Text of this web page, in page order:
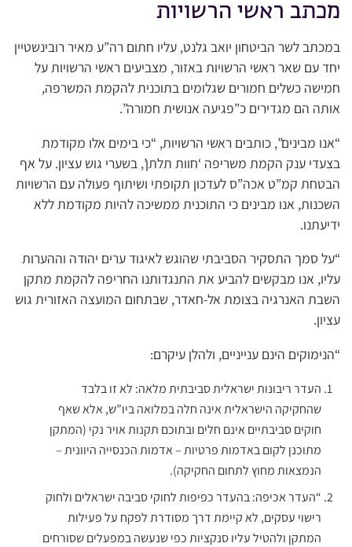
מכתב ראשי הרשויות
במכתב לשר הביטחון יואב גלנט, עליו חתום רה”ע מאיר רובינשטיין
יחד עם שאר ראשי הרשויות באזור, מצביעים ראשי הרשויות על
חמישה כשלים חמורים שגלומים בתוכנית להקמת המשרפה,
אותה הם מגדירים כ”פגיעה אנושית חמורה”.
“אנו מבינים”, כותבים ראשי הרשויות, “כי בימים אלו מקודמת
בצעדי ענק הקמת משריפה ‘חוות תלתן’, בשערי גוש עציון. על אף
הבטחת קמ”ט אכה”ס לעדכון תקופתי ושיתוף פעולה עם הרשויות
השכנות, אנו מבינים כי התוכנית ממשיכה להיות מקודמת ללא
ידיעתנו.
“על סמך התסקיר הסביבתי שהוגש לאיגוד ערים יהודה וההערות
עליו, אנו מבקשים להביע את התנגדותנו החריפה להקמת מתקן
השבת האנרגיה בצומת אל-חאדר, שבתחום המועצה האזורית גוש
עציון.
“הנימוקים הינם ענייניים, ולהלן עיקרם:
העדר ריבונות ישראלית סביבתית מלאה: לא זו בלבד
שהחקיקה הישראלית אינה חלה במלואה ביו”ש, אלא שאף
חוקים סביבתיים אינם חלים ובתוכם תקנות אויר נקי (המתקן
מתוכנן לקום באדמות פרטיות – אדמות הכנסייה היוונית –
הנמצאות מחוץ לתחום החקיקה).
“העדר אכיפה: בהעדר כפיפות לחוקי סביבה ישראלים ולחוק
רישוי עסקים, לא קיימת דרך מסודרת לפקח על פעילות
המתקן ולהטיל עליו סנקציות כפי שנעשה במפעלים שסורחים